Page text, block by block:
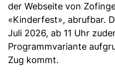
der Webseite von
«Kinderfest», abrufbar.
Juli 2026, ab 11 Uhr
Programmvariante
Zug kommt.